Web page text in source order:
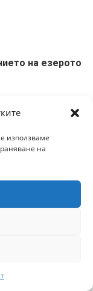
използваме
на
на езерото
Уроци за Нови
се…